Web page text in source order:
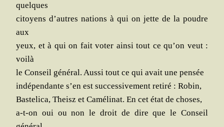
quelques
citoyens d’autres nations à qui on jette de la poudre
aux
yeux, et à qui on fait voter ain­si tout ce qu’on veut :
voilà
le Conseil géné­ral. Aus­si tout ce qui avait une pensée
indé­pen­dante s’en est suc­ces­si­ve­ment reti­ré : Robin,
Bas­te­li­ca, Theisz et Camé­li­nat. En cet état de choses,
a‑t-on oui ou non le droit de dire que le Conseil